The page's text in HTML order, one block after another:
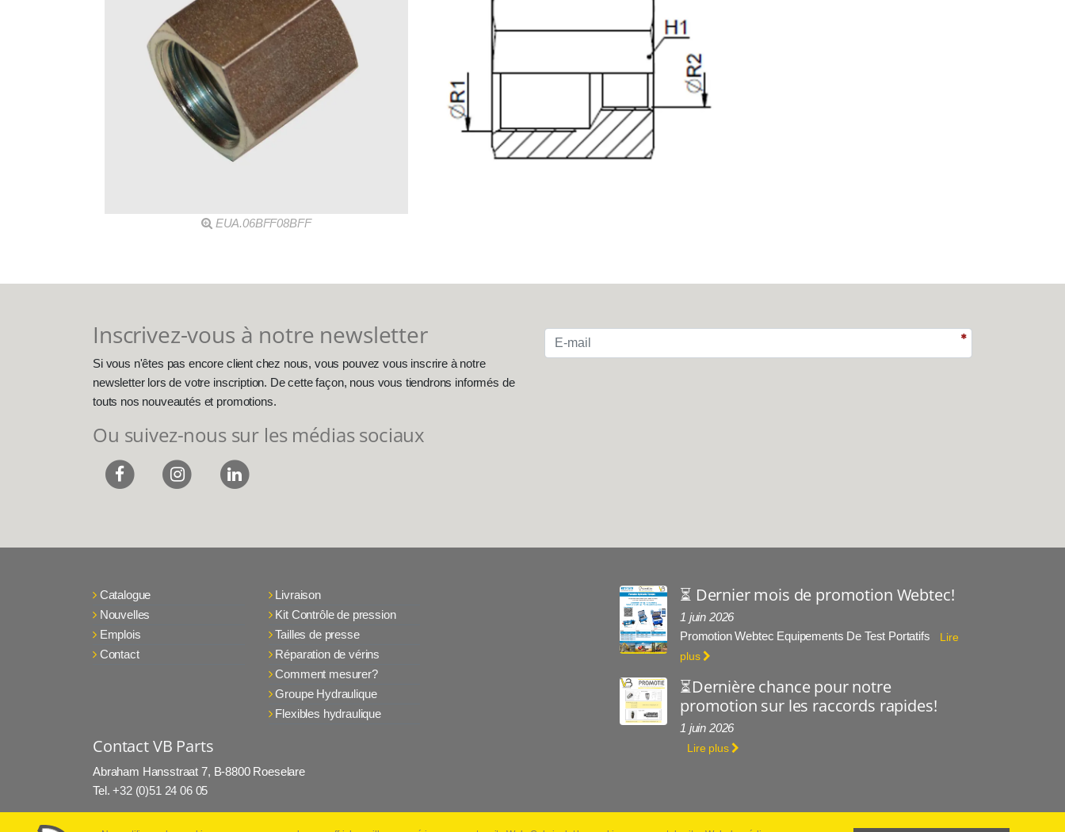
EUA.06BFF08BFF
Inscrivez-vous à notre newsletter
Si vous n'êtes pas encore client chez nous, vous pouvez vous inscrire à notre
newsletter lors de votre inscription. De cette façon, nous vous tiendrons informés de
touts nos nouveautés et promotions.
Ou suivez-nous sur les médias sociaux
Catalogue
Nouvelles
Emplois
Contact
Livraison
Kit Contrôle de pression
Tailles de presse
Réparation de vérins
Comment mesurer?
Groupe Hydraulique
Flexibles hydraulique
Contact VB Parts
Abraham Hansstraat 7, B-8800 Roeselare
Tel. +32 (0)51 24 06 05
E-mail
⏳ Dernier mois de promotion Webtec!
1 juin 2026
Promotion Webtec Equipements De Test Portatifs
Lire
plus
⏳Dernière chance pour notre
promotion sur les raccords rapides!
1 juin 2026
Lire plus